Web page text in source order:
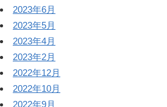
2023年6月
2023年5月
2023年4月
2023年2月
2022年12月
2022年10月
2022年9月